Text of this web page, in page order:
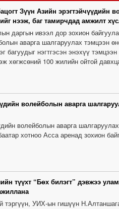
Зүүн Азийн эрэгтэйчүүдийн
нээж, баг тамирчдад амжилт
даргын ивээл дор зохион
аварга шалгаруулах тэмцээн
багуудыг нэгтгэсэн энэхүү
хөгжсөний 100 жилийн ойтой
волейболын аварга
волейболын аварга
хотноо Асса аренад зохион
түүхт “Бөх билэгт” дэвжээ
тэргүүн, УИХ-ын гишүүн